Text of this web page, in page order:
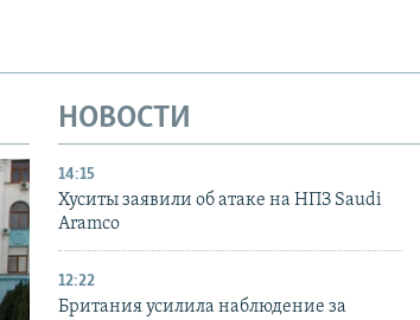
НОВОСТИ
14:15
Хуситы заявили об атаке на НПЗ Saudi
Aramco
12:22
Британия усилила наблюдение за